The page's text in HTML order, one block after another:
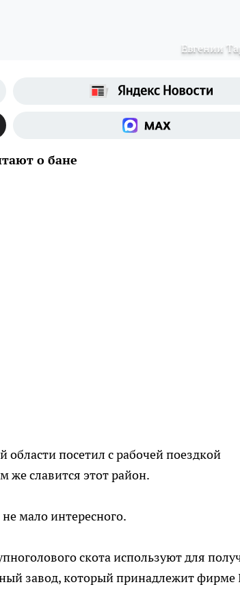
Евгении
о бане
области посетил с рабочей поездкой
славится этот район.
мало интересного.
скота используют для
завод, который принадлежит фирме